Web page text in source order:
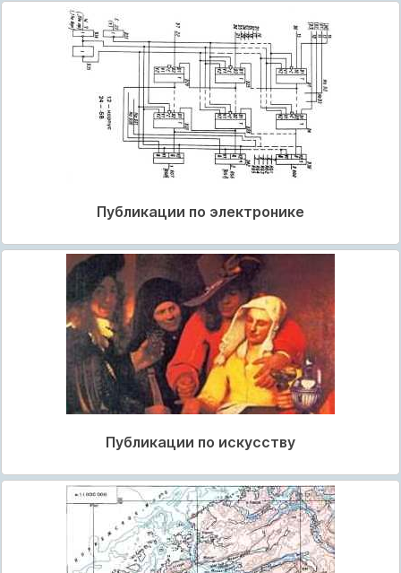
Публикации по электронике
Публикации по искусству